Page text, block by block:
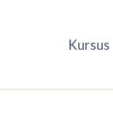
Kursus